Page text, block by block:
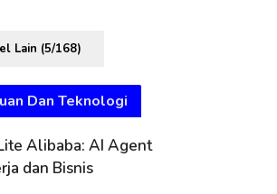
Lain (5/168)
Dan Teknologi
Alibaba: AI Agent
dan Bisnis